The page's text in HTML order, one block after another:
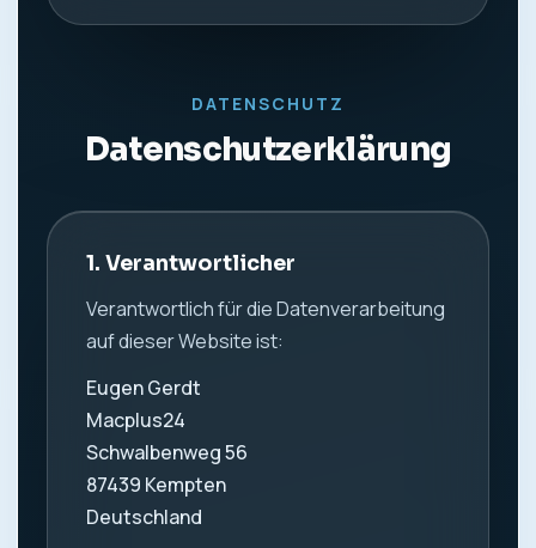
DATENSCHUTZ
Datenschutzerklärung
1. Verantwortlicher
Verantwortlich für die Datenverarbeitung
auf dieser Website ist:
Eugen Gerdt
Macplus24
Schwalbenweg 56
87439 Kempten
Deutschland